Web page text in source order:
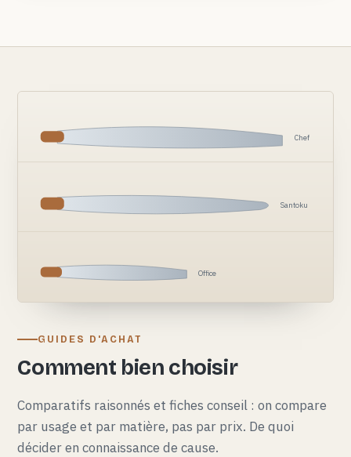
Chef
Santoku
Office
GUIDES D'ACHAT
Comment bien choisir
Comparatifs raisonnés et fiches conseil : on compare
par usage et par matière, pas par prix. De quoi
décider en connaissance de cause.